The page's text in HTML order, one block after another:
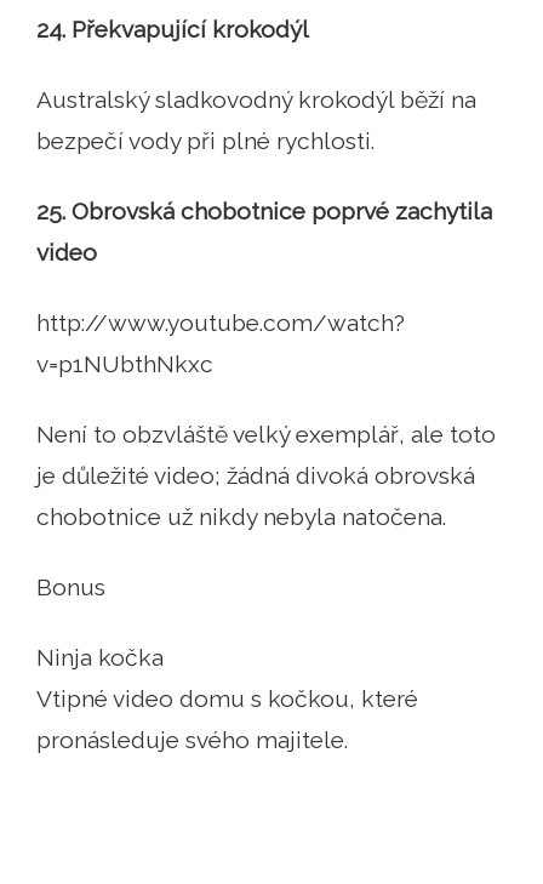
24. Překvapující krokodýl
Australský sladkovodný krokodýl běží na
bezpečí vody při plné rychlosti.
25. Obrovská chobotnice poprvé zachytila ​​
video
http://www.youtube.com/watch?
v=p1NUbthNkxc
Není to obzvláště velký exemplář, ale toto
je důležité video; žádná divoká obrovská
chobotnice už nikdy nebyla natočena.
Bonus
Ninja kočka
Vtipné video domu s kočkou, které
pronásleduje svého majitele.